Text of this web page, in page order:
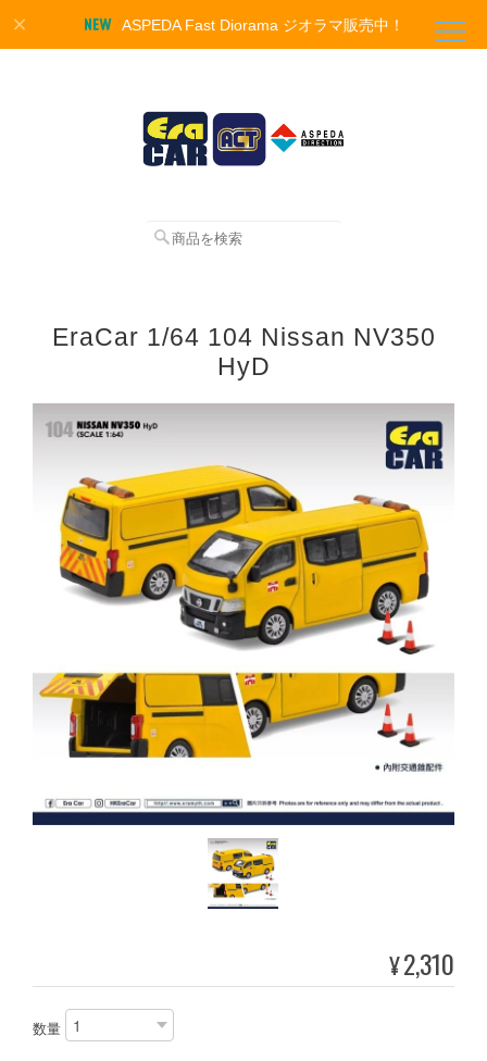
ASPEDA Fast Diorama ジオラマ販売中！
EraCar 1/64 104 Nissan NV350
HyD
¥2,310
数量